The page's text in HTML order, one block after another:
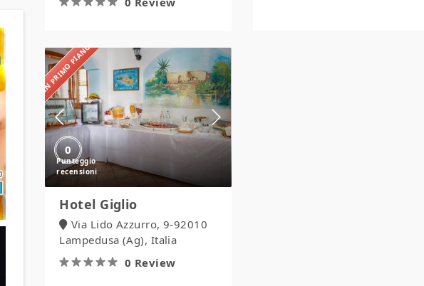
IN PRIMO PIANO
0
Giglio
Hotel Giglio
Via Lido Azzurro, 9-92010
Lampedusa (Ag), Italia
0 Review